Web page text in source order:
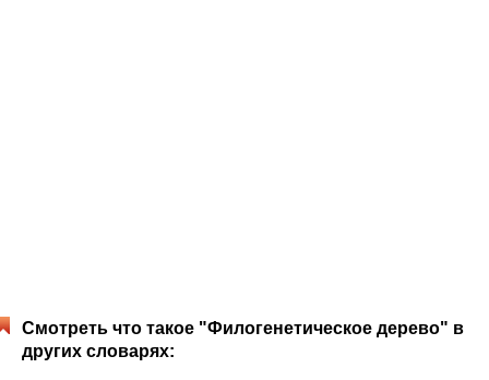
Смотреть что такое "Филогенетическое дерево" в
других словарях: